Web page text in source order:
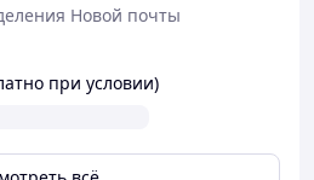
Новой почты
при условии)